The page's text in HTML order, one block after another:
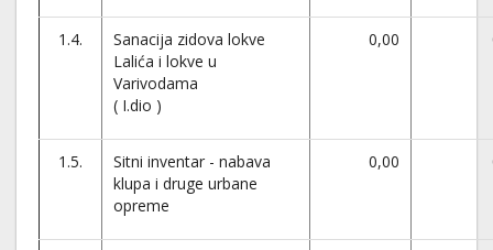
1.4.
Sanacija zidova lokve
Lalića i lokve u
Varivodama
( I.dio )
0,00
1.5.
Sitni inventar - nabava
klupa i druge urbane
opreme
0,00